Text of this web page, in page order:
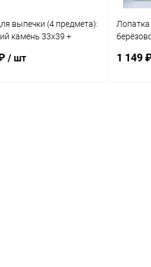
выпечки (4 предмета):
камень 33х39 +
/ шт 1 149